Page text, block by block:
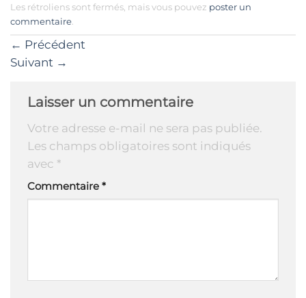
Les rétroliens sont fermés, mais vous pouvez poster un
commentaire
← Précédent
Suivant →
Laisser un commentaire
Votre adresse e-mail ne sera pas publiée.
Les champs obligatoires sont indiqués
avec *
Commentaire *